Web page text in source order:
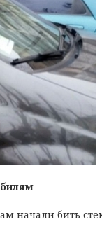
начали бить